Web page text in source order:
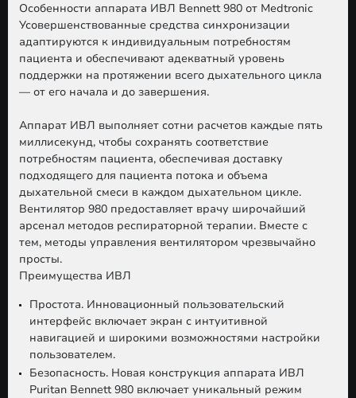
Особенности аппарата ИВЛ Bennett 980 от Medtronic
Усовершенствованные средства синхронизации
адаптируются к индивидуальным потребностям
пациента и обеспечивают адекватный уровень
поддержки на протяжении всего дыхательного цикла
— от его начала и до завершения.
Аппарат ИВЛ выполняет сотни расчетов каждые пять
миллисекунд, чтобы сохранять соответствие
потребностям пациента, обеспечивая доставку
подходящего для пациента потока и объема
дыхательной смеси в каждом дыхательном цикле.
Вентилятор 980 предоставляет врачу широчайший
арсенал методов респираторной терапии. Вместе с
тем, методы управления вентилятором чрезвычайно
просты.
Преимущества ИВЛ
Простота. Инновационный пользовательский
интерфейс включает экран с интуитивной
навигацией и широкими возможностями настройки
пользователем.
Безопасность. Новая конструкция аппарата ИВЛ
Puritan Bennett 980 включает уникальный режим